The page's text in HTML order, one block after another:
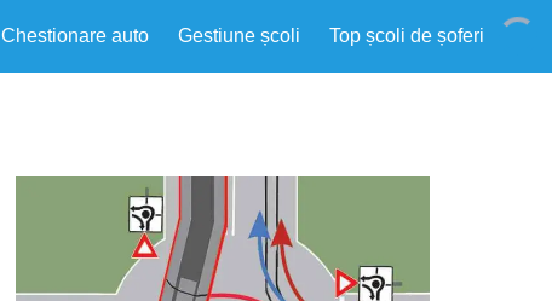
Chestionare auto Gestiune școli Top școli de șoferi